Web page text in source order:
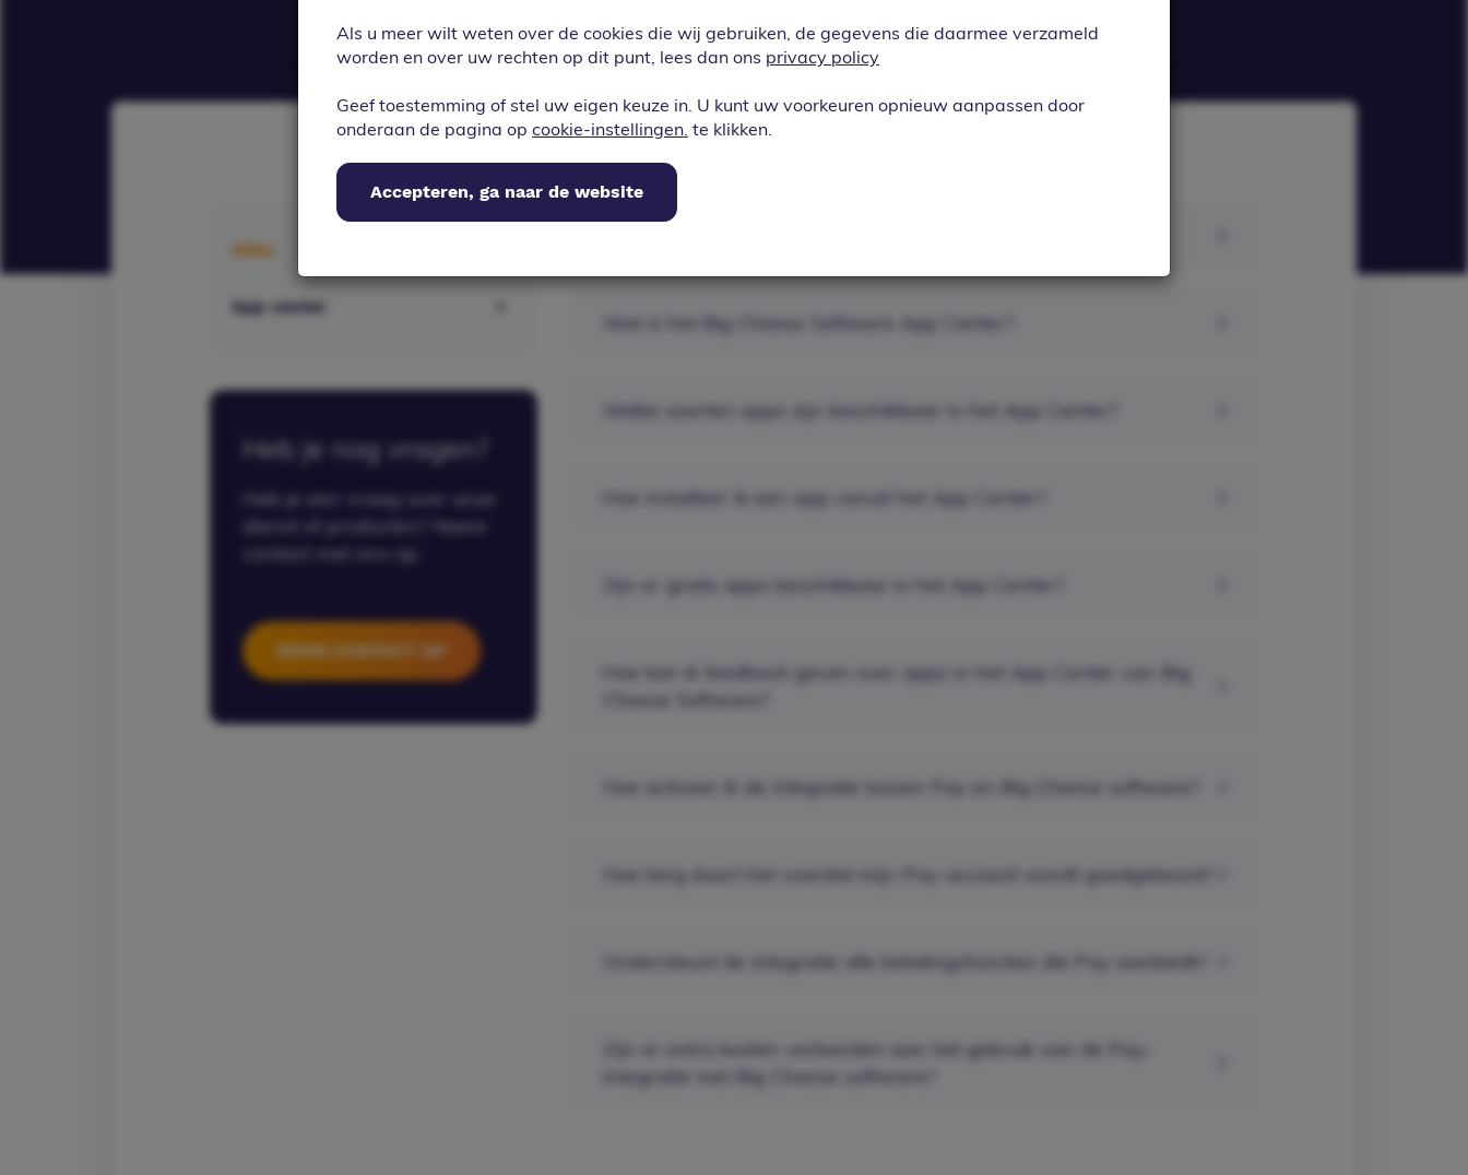
Alles
App center
Heb je nog vragen?
Heb je een vraag over onze
dienst of producten? Neem
contact met ons op.
NEEM CONTACT OP
Wat is het Big Cheese Software App Center?
Welke soorten apps zijn beschikbaar in het App Center?
Hoe installeer ik een app vanuit het App Center?
Zijn er gratis apps beschikbaar in het App Center?
Hoe kan ik feedback geven over apps in het App Center van Big
Cheese Software?
Hoe activeer ik de integratie tussen Pay en Big Cheese software?
Hoe lang duurt het voordat mijn Pay-account wordt goedgekeurd?
Ondersteunt de integratie alle betalingsfuncties die Pay aanbiedt?
Zijn er extra kosten verbonden aan het gebruik van de Pay-
integratie met Big Cheese software?
Als u meer wilt weten over de cookies die wij gebruiken, de gegevens die daarmee verzameld
worden en over uw rechten op dit punt, lees dan ons privacy policy
Geef toestemming of stel uw eigen keuze in. U kunt uw voorkeuren opnieuw aanpassen door
onderaan de pagina op cookie-instellingen. te klikken.
Accepteren, ga naar de website